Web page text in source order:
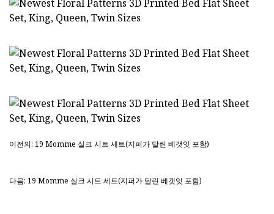
이전의: 19 Momme 실크 시트 세트(지퍼가 달린 베갯잇 포함)
다음: 19 Momme 실크 시트 세트(지퍼가 달린 베갯잇 포함)